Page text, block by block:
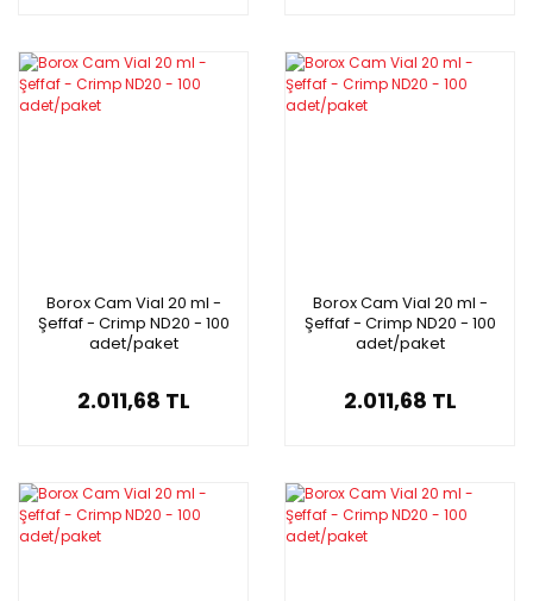
Borox Cam Vial 20 ml -
Şeffaf - Crimp ND20 - 100
adet/paket
2.011,68 TL
Borox Cam Vial 20 ml -
Şeffaf - Crimp ND20 - 100
adet/paket
2.011,68 TL